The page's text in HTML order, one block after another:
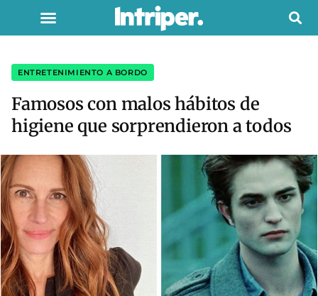
ENTRETENIMIENTO A BORDO
Famosos con malos hábitos de
higiene que sorprendieron a todos